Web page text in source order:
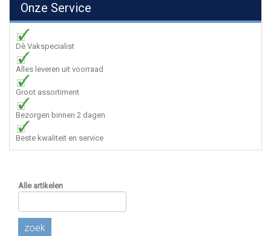
Onze Service
Dè Vakspecialist
Alles leveren uit voorraad
Groot assortiment
Bezorgen binnen 2 dagen
Beste kwaliteit en service
Alle artikelen
zoek